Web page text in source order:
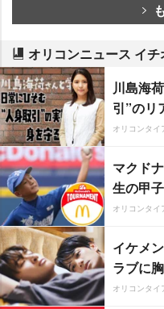
オリコンニュース イ
川島海
引”のリ
オリコンタイ
マクド
生の甲子
オリコンタイ
イケメ
ラブに
オリコンタイ